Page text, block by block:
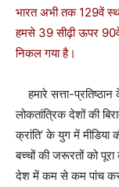
भारत अभी तक 129वें
हमसे 39 सीढ़ी ऊपर
निकल गया है।
हमारे सत्ता-
लोकतांत्रिक देशों की
क्रांति’ के युग में
बच्चों की जरूरतों को
देश में कम से कम पांच करोड़